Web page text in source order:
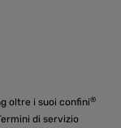
oltre i suoi confini®
di servizio